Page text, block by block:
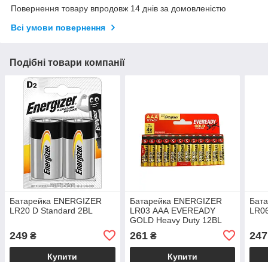
Повернення товару впродовж 14 днів за домовленістю
Всі умови повернення
Подібні товари компанії
Батарейка ENERGIZER
LR20 D Standard 2BL
249 ₴
Купити
Батарейка ENERGIZER
LR03 ААА EVEREADY
GOLD Heavy Duty 12BL
261₴
Купити